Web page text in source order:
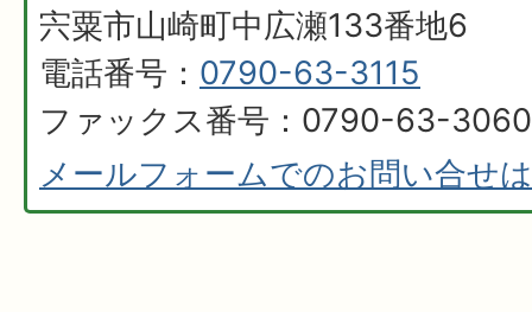
宍粟市山崎町中広瀬133番地6
電話番号： 0790-63-3115
ファックス番号：0790-63-3060
メールフォームでのお問い合せ